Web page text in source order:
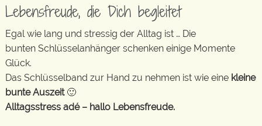
Lebensfreude, die Dich begleitet
Egal wie lang und stressig der Alltag ist … Die
bunten Schlüsselanhänger schenken einige Momente
Glück.
Das Schlüsselband zur Hand zu nehmen ist wie eine kleine
bunte Auszeit🙂
Alltagsstress adé – hallo Lebensfreude.